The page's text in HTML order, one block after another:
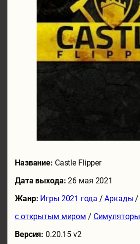
Название: Castle Flipper
Дата выхода:26 мая 2021
Жанр: Игры 2021 года /Аркады /
с открытым миром / Симуляторы
Версия:0.20.15 v2